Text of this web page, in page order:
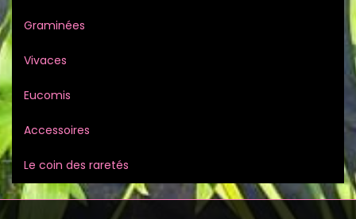
Graminées
Vivaces
Eucomis
Accessoires
Le coin des raretés